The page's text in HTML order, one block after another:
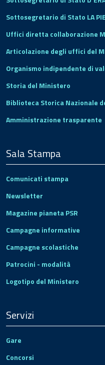
Sottosegretario di Stato LA
Uffici diretta collaborazione
Articolazione degli uffici del
Organismo indipendente di
Storia del Ministero
Biblioteca Storica Nazionale
Amministrazione trasparente
Sala Stampa
Comunicati stampa
Newsletter
Magazine pianeta PSR
Campagne informative
Campagne scolastiche
Patrocini - modalità
Logotipo del Ministero
Servizi
Gare
Concorsi